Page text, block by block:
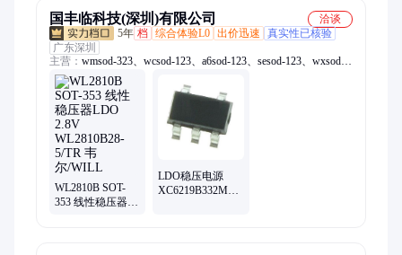
国丰临科技(深圳)有限公司
洽谈
5年 档 综合体验L0 出价迅速
真实性已核验
广东深圳
主营： wmsod-323、wcsod-123、a6sod-123、sesod-123、wxsod-
123、wdsod-323、x4sod-123、6hsod-123、6csod-123、4zsod-
123、mmbd4148t、mmbd4148a、3esod-323、蜡烛灯、wgsod-
123、5psod-123、y2sod-323、稳压管、wnsod-123、d6sod-123、
sksod-123、mmsz5244b、c0sod-323、5nsod-123、4fsod-123
WL2810B SOT-
353 线性稳压器
LDO稳压电源
XC6219B332MR-